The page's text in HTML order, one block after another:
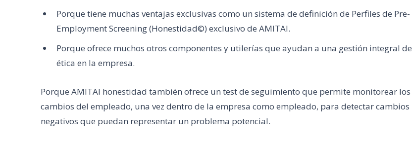
Porque tiene muchas ventajas exclusivas como un sistema de definición de Perfiles de Pre-
Employment Screening (Honestidad©) exclusivo de AMITAI.
Porque ofrece muchos otros componentes y utilerías que ayudan a una gestión integral de
ética en la empresa.
Porque AMITAI honestidad también ofrece un test de seguimiento que permite monitorear los
cambios del empleado, una vez dentro de la empresa como empleado, para detectar cambios
negativos que puedan representar un problema potencial.